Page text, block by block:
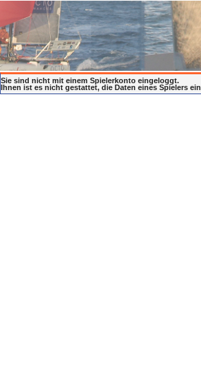
Sie sind nicht mit einem Spielerkonto eingeloggt.
Ihnen ist es nicht gestattet, die Daten eines Spielers